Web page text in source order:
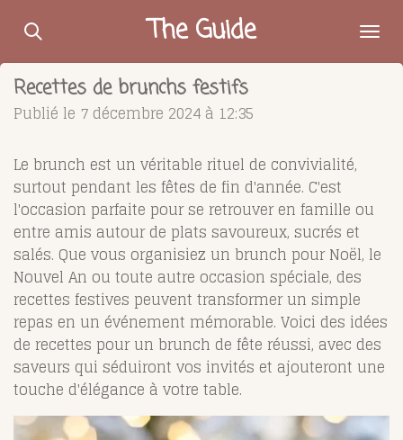
Passer
contenu
principal
The Guide
Recettes de brunchs festifs
Publié le 7 décembre 2024 à 12:35
Le brunch est un véritable rituel de convivialité,
surtout pendant les fêtes de fin d'année. C'est
l'occasion parfaite pour se retrouver en famille ou
entre amis autour de plats savoureux, sucrés et
salés. Que vous organisiez un brunch pour Noël, le
Nouvel An ou toute autre occasion spéciale, des
recettes festives peuvent transformer un simple
repas en un événement mémorable. Voici des idées
de recettes pour un brunch de fête réussi, avec des
saveurs qui séduiront vos invités et ajouteront une
touche d'élégance à votre table.